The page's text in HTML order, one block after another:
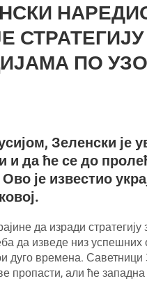
ПО
Зеленски је
и да ће се до
је известио
да изради стратегију
да изведе низ
дуго времена. Саветници
пропасти, али ће